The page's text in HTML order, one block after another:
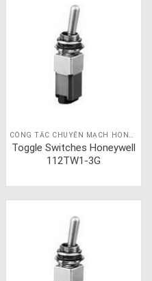
Toggle Switches Honeywell
112TW1-3G